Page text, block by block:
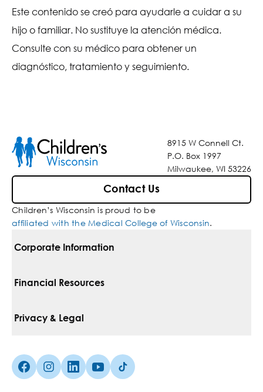
Este contenido se creó para ayudarle a cuidar a su
hijo o familiar. No sustituye la atención médica.
Consulte con su médico para obtener un
diagnóstico, tratamiento y seguimiento.
8915 W Connell Ct.
P.O. Box 1997
Milwaukee, WI 53226
Contact Us
Children’s Wisconsin is proud to be
affiliated with the Medical College of Wisconsin.
Corporate Information
For Vendors
Media Inquiries
Financial Resources
Pay Your Bill
Insurances We Accept
Privacy & Legal
Non-Discrimination Policy
Facebook (Opens in a new tab)
Instagram (Opens in a new tab)
linkedin (Opens in a new tab)
Youtube (Opens in a new tab)
Tiktok (Opens in a new tab)